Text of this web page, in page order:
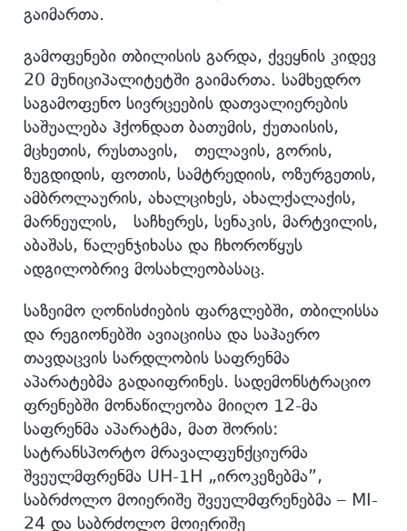
გაიმართა.
გამოფენები თბილისის გარდა, ქვეყნის კიდევ
20 მუნიციპალიტეტში გაიმართა. სამხედრო
საგამოფენო სივრცეების დათვალიერების
საშუალება ჰქონდათ ბათუმის, ქუთაისის,
მცხეთის, რუსთავის, თელავის, გორის,
ზუგდიდის, ფოთის, სამტრედიის, ოზურგეთის,
ამბროლაურის, ახალციხეს, ახალქალაქის,
მარნეულის, საჩხერეს, სენაკის, მარტვილის,
აბაშას, წალენჯიხასა და ჩხოროწყუს
ადგილობრივ მოსახლეობასაც.
საზეიმო ღონისძიების ფარგლებში, თბილისსა
და რეგიონებში ავიაციისა და საჰაერო
თავდაცვის სარდლობის საფრენმა
აპარატებმა გადაიფრინეს. სადემონსტრაციო
ფრენებში მონაწილეობა მიიღო 12-მა
საფრენმა აპარატმა, მათ შორის:
სატრანსპორტო მრავალფუნქციურმა
შვეულმფრენმა UH-1H „იროკეზებმა”,
საბრძოლო მოიერიშე შვეულმფრენებმა – MI-
24 და საბრძოლო მოიერიშე